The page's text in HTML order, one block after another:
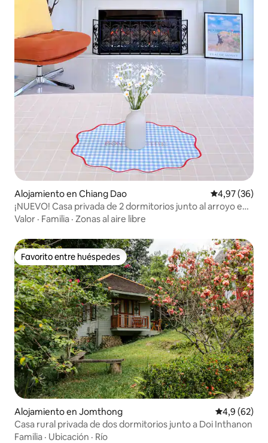
Alojamiento en Chiang Dao Calificación
4,97 (36)
¡NUEVO! Casa privada de 2 dormitorios junto al arroyo en
Chiang Dao.
Valor · Familia · Zonas al aire libre
Favorito entre huéspedes
Favorito entre huéspedes
Alojamiento en Jomthong Calificación
4,9 (62)
Casa rural privada de dos dormitorios junto a Doi Inthanon
Familia · Ubicación · Río